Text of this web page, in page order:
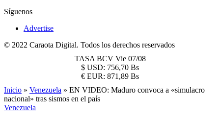
Síguenos
Advertise
© 2022 Caraota Digital. Todos los derechos reservados
TASA BCV Vie 07/08
$ USD: 756,70 Bs
€ EUR: 871,89 Bs
Inicio » Venezuela » EN VIDEO: Maduro convoca a «simulacro
nacional» tras sismos en el país
Venezuela